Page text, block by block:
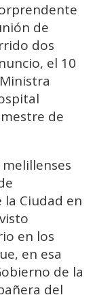
de
dos
el 10
de
Ciudad en
en los
en esa
de la
del